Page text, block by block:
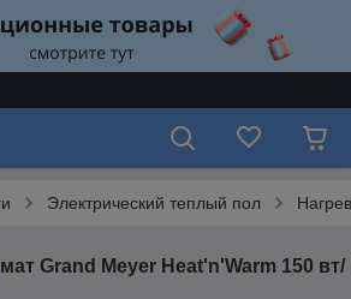
Электрический теплый пол
Grand Meyer Heat'n'Warm 150 вт/